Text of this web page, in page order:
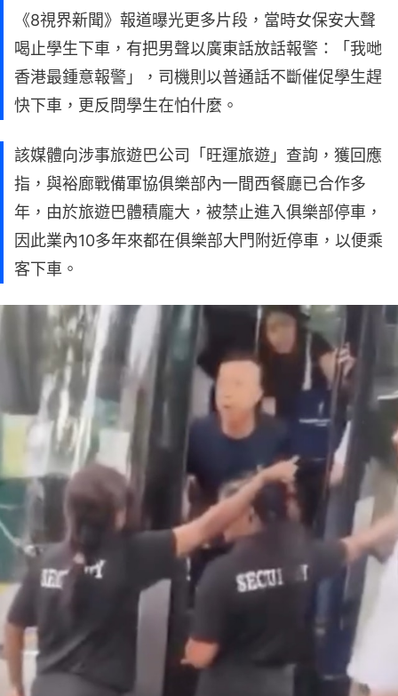
《8視界新聞》報道曝光更多片段，當時女保安大聲
喝止學生下車，有把男聲以廣東話放話報警：「我哋
香港最鍾意報警」，司機則以普通話不斷催促學生趕
快下車，更反問學生在怕什麼。
該媒體向涉事旅遊巴公司「旺運旅遊」查詢，獲回應
指，與裕廊戰備軍協俱樂部內一間西餐廳已合作多
年，由於旅遊巴體積龐大，被禁止進入俱樂部停車，
因此業內10多年來都在俱樂部大門附近停車，以便乘
客下車。